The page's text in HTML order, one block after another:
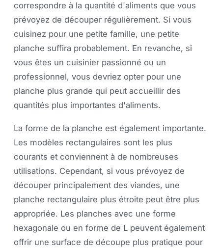
correspondre à la quantité d'aliments que vous
prévoyez de découper régulièrement. Si vous
cuisinez pour une petite famille, une petite
planche suffira probablement. En revanche, si
vous êtes un cuisinier passionné ou un
professionnel, vous devriez opter pour une
planche plus grande qui peut accueillir des
quantités plus importantes d'aliments.
La forme de la planche est également importante.
Les modèles rectangulaires sont les plus
courants et conviennent à de nombreuses
utilisations. Cependant, si vous prévoyez de
découper principalement des viandes, une
planche rectangulaire plus étroite peut être plus
appropriée. Les planches avec une forme
hexagonale ou en forme de L peuvent également
offrir une surface de découpe plus pratique pour